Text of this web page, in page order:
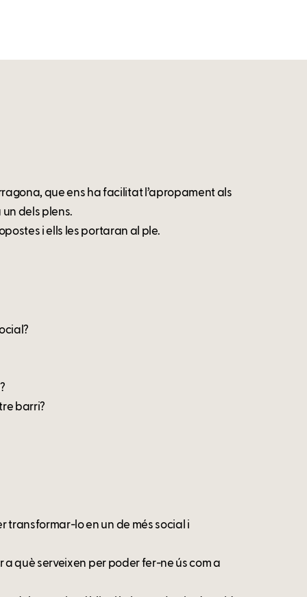
que ens ha facilitat l’apropament als
dels plens.
i ells les portaran al ple.
barri?
transformar-lo en un de més social i
què serveixen per poder fer-ne ús com a